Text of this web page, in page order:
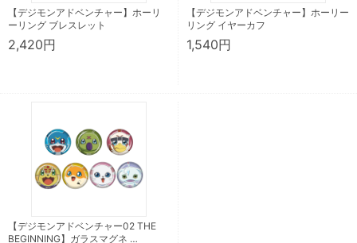
【デジモンアドベンチャー】ホーリ
ーリング ブレスレット
2,420円
【デジモンアドベンチャー】ホーリー
リング イヤーカフ
1,540円
【デジモンアドベンチャー02 THE
BEGINNING】ガラスマグネ …